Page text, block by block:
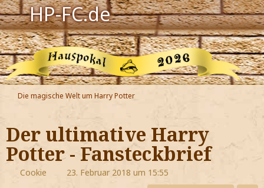
HP-FC.de
Navigation
Harry Potter
Der HP-FC
Hogwarts
Zauberwelt
Willkommen
Die magische Welt um Harry Potter
Der ultimative Harry
Potter - Fansteckbrief
Cookie 23. Februar 2018 um 15:55